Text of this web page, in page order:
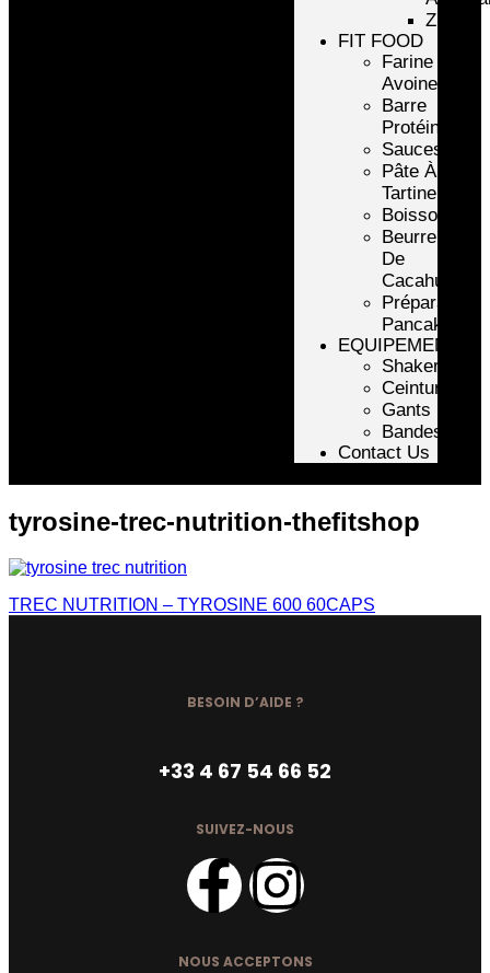
ZMA
FIT FOOD
Farine
Avoine/Riz
Barre
Protéinée
Sauces
Pâte À
Tartiner
Boissons
Beurre
De
Cacahuète
Préparation
Pancake
EQUIPEMENTS
Shakers
Ceintures
Gants
Bandes
Contact Us
tyrosine-trec-nutrition-thefitshop
TREC NUTRITION – TYROSINE 600 60CAPS
BESOIN D’AIDE ?
+33 4 67 54 66 52
SUIVEZ-NOUS
NOUS ACCEPTONS